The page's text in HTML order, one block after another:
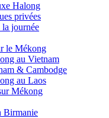
Halong
privées
la journée
le Mékong
au Vietnam
& Cambodge
au Laos
Mékong
Birmanie